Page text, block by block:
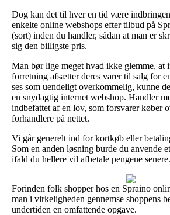
Dog kan det til hver en tid være
enkelte online webshops efter tilbud på
(sort) inden du handler, sådan at man er
sig den billigste pris.
Man bør lige meget hvad ikke glemme, at
forretning afsætter deres varer til salg for
ses som uendeligt overkommelig, kunne
en snydagtig internet webshop. Handler
indbefattet af en lov, som forsvarer køber
forhandlere på nettet.
Vi går generelt ind for kortkøb eller
Som en anden løsning burde du anvende
ifald du hellere vil afbetale pengene senere.
Forinden folk shopper hos en Spraino
man i virkeligheden gennemse shoppens
undertiden en omfattende opgave.